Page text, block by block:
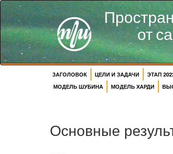
от
ЗАГОЛОВОК ЦЕЛИ И ЗАДАЧИ ЭТАП
МОДЕЛЬ ШУБИНА
МОДЕЛЬ ХАРДИ
Основные